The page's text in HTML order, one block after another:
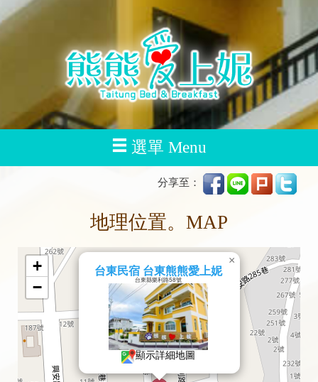
選單 Menu
分享至：
地理位置。MAP
台東民宿 台東熊熊愛上妮
台東縣樂利路58號
顯示詳細地圖
×
+
−